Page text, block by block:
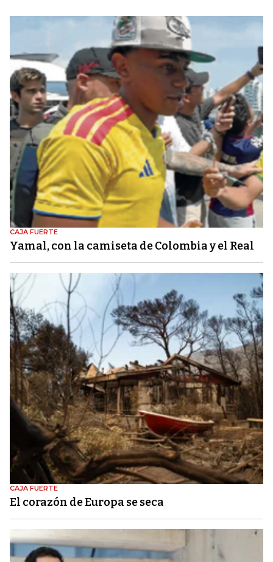
CAJA FUERTE
Yamal, con la camiseta de Colombia y el Real
CAJA FUERTE
El corazón de Europa se seca